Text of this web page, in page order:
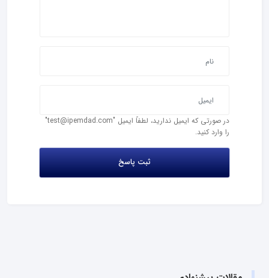
در صورتی که ایمیل ندارید، لطفاً ایمیل "test@ipemdad.com"
را وارد کنید.